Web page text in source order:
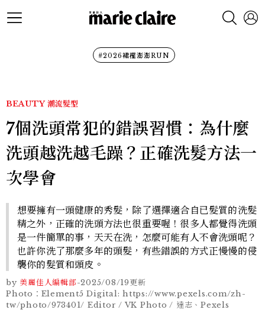
#2026裙襬澎澎RUN
BEAUTY 潮流髮型
7個洗頭常犯的錯誤習慣：為什麼
洗頭越洗越毛躁？正確洗髮方法一
次學會
想要擁有一頭健康的秀髮，除了選擇適合自已髮質的洗髮
精之外，正確的洗頭方法也很重要喔！很多人都覺得洗頭
是一件簡單的事，天天在洗，怎麼可能有人不會洗頭呢？
也許你洗了那麼多年的頭髮，有些錯誤的方式正慢慢的侵
襲你的髮質和頭皮。
by 美麗佳人編輯部-2025/08/19更新
Photo：Element5 Digital: https://www.pexels.com/zh-
tw/photo/973401/ Editor / VK Photo / 達志、Pexels